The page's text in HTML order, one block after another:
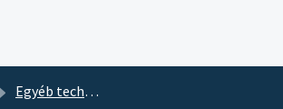
Egyéb technikai információk